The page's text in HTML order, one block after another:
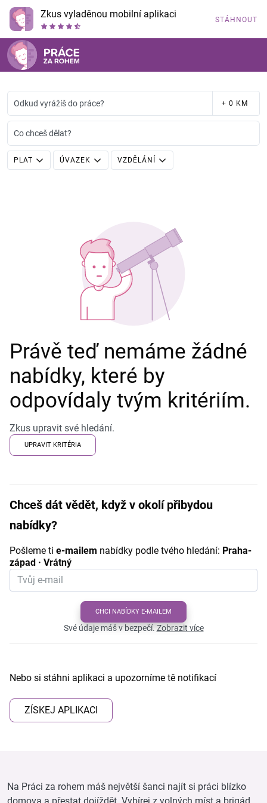
Zkus vyladěnou mobilní aplikaci STÁHNOUT
Odkud vyrážíš do práce? + 0 KM
Co chceš dělat?
PLAT ÚVAZEK VZDĚLÁNÍ
Právě teď nemáme žádné
nabídky, které by
odpovídaly tvým kritériím.
Zkus upravit své hledání.
UPRAVIT KRITÉRIA
Chceš dát vědět, když v okolí přibydou
nabídky?
Pošleme ti e-mailem nabídky podle tvého hledání: Praha-
západ · Vrátný
CHCI NABÍDKY E-MAILEM
Své údaje máš v bezpečí.Zobrazit více
Nebo si stáhni aplikaci a upozorníme tě notifikací
ZÍSKEJ APLIKACI
Na Práci za rohem máš největší šanci najít si práci blízko
domova a přestat dojíždět. Vybírej z volných míst a brigád